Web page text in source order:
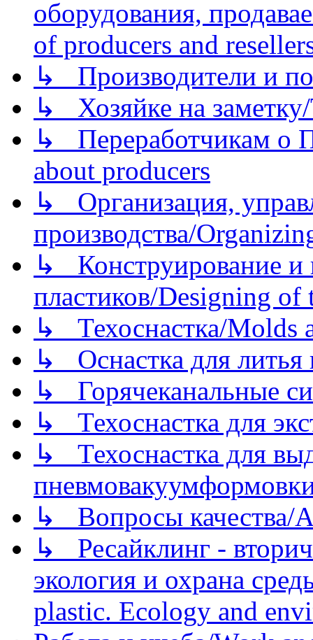
оборудования,
of producers and
↳ Производители и
↳ Хозяйке на
↳ Переработчикам о
about producers
↳ Организация,
производства/
↳ Конструирование и
пластиков/Designing of
↳ Техоснастка/Molds
↳ Оснастка для литья
↳ Горячеканальные
↳ Техоснастка для
↳ Техоснастка для
↳ Вопросы качества/
↳ Ресайклинг -
экология и охрана
plastic. Ecology and